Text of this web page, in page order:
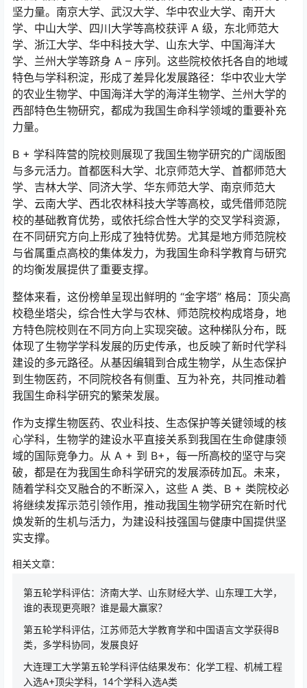
坚力量。南京大学、武汉大学、华中农业大学、南开大
学、中山大学、四川大学等高校获评 A 级，东北师范大
学、浙江大学、华中科技大学、山东大学、中国海洋大
学、兰州大学等跻身 A – 序列。这些院校依托各自的地域
特色与学科积淀，形成了差异化发展路径：华中农业大学
的农业生物学、中国海洋大学的海洋生物学、兰州大学的
西部特色生物研究，都成为我国生命科学领域的重要补充
力量。
B + 学科阵营的院校则展现了我国生物学研究的广阔版图
与多元活力。首都医科大学、北京师范大学、首都师范大
学、吉林大学、同济大学、华东师范大学、南京师范大
学、云南大学、西北农林科技大学等高校，或凭借师范院
校的基础教育优势，或依托综合性大学的交叉学科资源，
在不同研究方向上形成了独特优势。尤其是地方师范院校
与省属重点高校的集体发力，为我国生命科学教育与研究
的均衡发展提供了重要支撑。
整体来看，这份榜单呈现出鲜明的 “金字塔” 格局：顶尖高
校稳坐塔尖，综合性大学与农林、师范院校构成塔身，地
方特色院校则在不同方向上实现突破。这种梯队分布，既
体现了生物学学科发展的历史传承，也反映了新时代学科
建设的多元路径。从基因编辑到合成生物学，从生态保护
到生物医药，不同院校各有侧重、互为补充，共同推动着
我国生命科学研究的繁荣发展。
作为支撑生物医药、农业科技、生态保护等关键领域的核
心学科，生物学的建设水平直接关系到我国在生命健康领
域的国际竞争力。从 A + 到 B+，每一所高校的坚守与突
破，都是在为我国生命科学研究的发展添砖加瓦。未来，
随着学科交叉融合的不断深入，这些 A 类、B + 类院校必
将继续发挥示范引领作用，推动我国生物学研究在新时代
焕发新的生机与活力，为建设科技强国与健康中国提供坚
实支撑。
相关文章：
第五轮学科评估：济南大学、山东财经大学、山东理工大学，
谁的表现更亮眼？谁是最大赢家？
第五轮学科评估，江苏师范大学教育学和中国语言文学获得B
类，多学科协同，发展良好
大连理工大学第五轮学科评估结果发布：化学工程、机械工程
入选A+顶尖学科，14个学科入选A类